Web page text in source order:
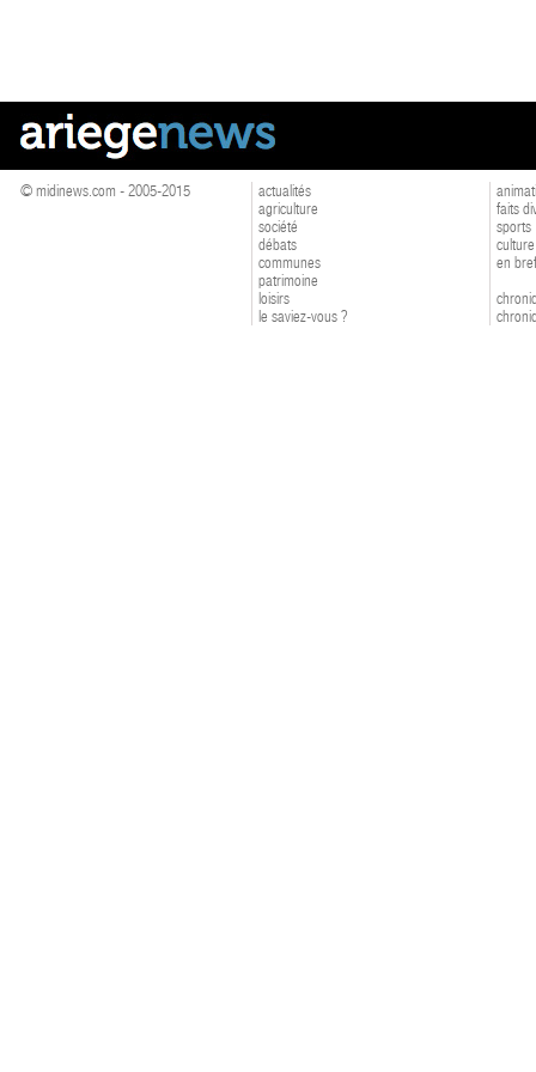
© midinews.com - 2005-2015
actualités
agriculture
société
débats
communes
patrimoine
loisirs
le saviez-vous ?
faits
sports
culture
en bref